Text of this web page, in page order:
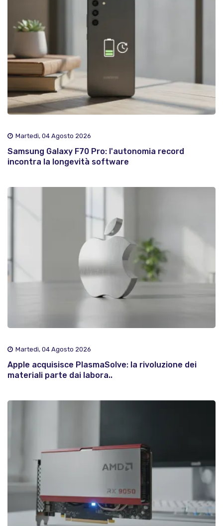
Martedì, 04 Agosto 2026
Samsung Galaxy F70 Pro: l'autonomia record
incontra la longevità software
Martedì, 04 Agosto 2026
Apple acquisisce PlasmaSolve: la rivoluzione dei
materiali parte dai labora..